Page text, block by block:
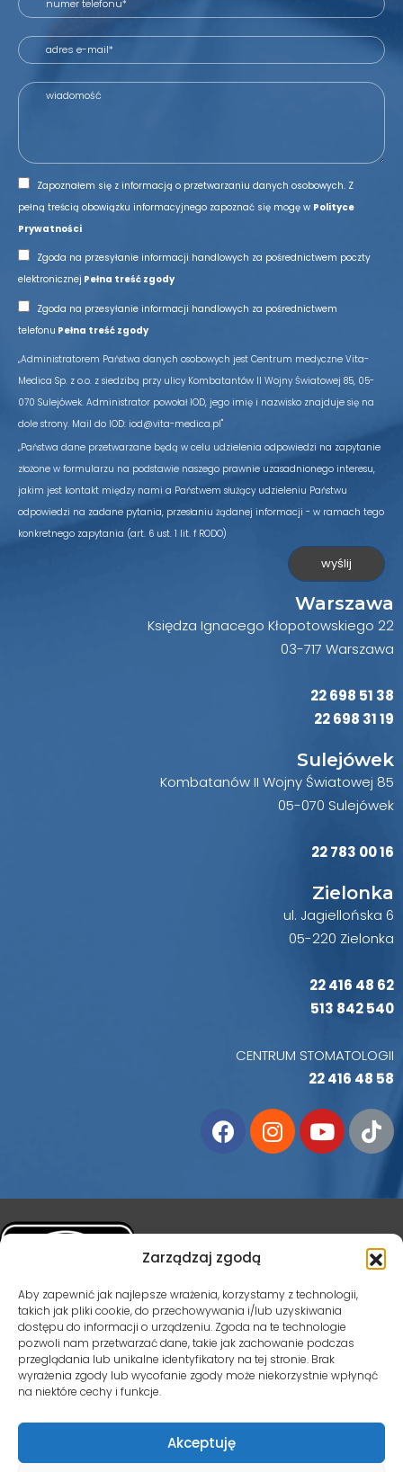
Zarządzaj zgodą
Aby zapewnić jak najlepsze wrażenia, korzystamy z technologii,
takich jak pliki cookie, do przechowywania i/lub uzyskiwania
dostępu do informacji o urządzeniu. Zgoda na te technologie
pozwoli nam przetwarzać dane, takie jak zachowanie podczas
przeglądania lub unikalne identyfikatory na tej stronie. Brak
wyrażenia zgody lub wycofanie zgody może niekorzystnie wpłynąć
na niektóre cechy i funkcje.
Akceptuję
Zapoznałem się z informacją o przetwarzaniu danych osobowych. Z
pełną treścią obowiązku informacyjnego zapoznać się mogę w Polityce
Prywatności
Zgoda na przesyłanie informacji handlowych za pośrednictwem poczty
elektronicznej Pełna treść zgody
Zgoda na przesyłanie informacji handlowych za pośrednictwem
telefonu Pełna treść zgody
„Administratorem Państwa danych osobowych jest Centrum medyczne Vita-
Medica Sp. z o.o. z siedzibą przy ulicy Kombatantów II Wojny Światowej 85, 05-
070 Sulejówek. Administrator powołał IOD, jego imię i nazwisko znajduje się na
dole strony. Mail do IOD: iod@vita-medica.pl"
„Państwa dane przetwarzane będą w celu udzielenia odpowiedzi na zapytanie
złożone w formularzu na podstawie naszego prawnie uzasadnionego interesu,
jakim jest kontakt między nami a Państwem służący udzieleniu Państwu
odpowiedzi na zadane pytania, przesłaniu żądanej informacji - w ramach tego
konkretnego zapytania (art. 6 ust. 1 lit. f RODO)
Warszawa
Księdza Ignacego Kłopotowskiego 22
03-717 Warszawa
22 698 51 38
22 698 31 19
Sulejówek
Kombatanów II Wojny Światowej 85
05-070 Sulejówek
22 783 00 16
Zielonka
ul. Jagiellońska 6
05-220 Zielonka
22 416 48 62
513 842 540
CENTRUM STOMATOLOGII
22 416 48 58
PRZYCHODNIA VITA-MEDICA POSIADA CERTYFIKAT
AKREDYTACYJNY PODSTAWOWEJ OPIEKI ZDROWOTNEJ.
Kontakt możliwy jest mailowo pod adresemiod@vita-medica.pl